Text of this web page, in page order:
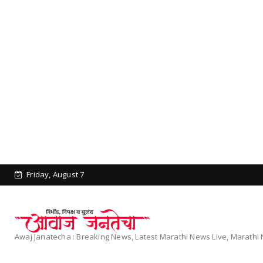
Friday, August 7
Awaj Janatecha : Breaking News, Latest Marathi News Live, Marathi